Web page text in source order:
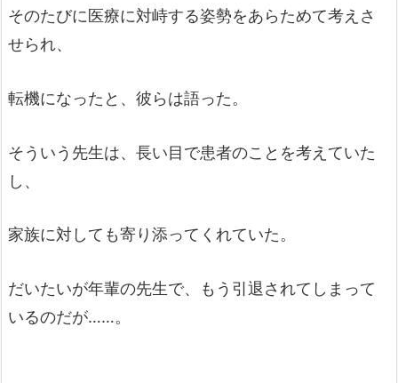
そのたびに医療に対峙する姿勢をあらためて考えさ
せられ、
転機になったと、彼らは語った。
そういう先生は、長い目で患者のことを考えていた
し、
家族に対しても寄り添ってくれていた。
だいたいが年輩の先生で、もう引退されてしまって
いるのだが……。